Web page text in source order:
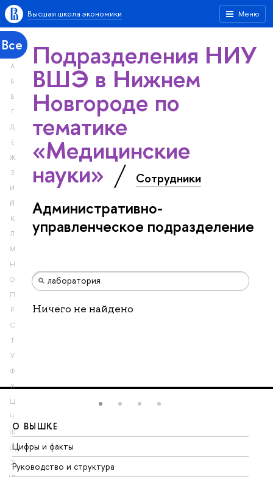
Меню
Высшая школа экономики
Все
А
Б
В
Г
Д
Е
Ж
З
И
Й
К
Л
М
Н
О
П
Р
С
Т
У
Ф
Х
Ц
Ч
Ш
Щ
Э
Подразделения НИУ
ВШЭ в Нижнем
Новгороде по
тематике
«Медицинские
науки» Сотрудники
Административно-
управленческое подразделение
Ничего не найдено
О ВЫШКЕ
Цифры и факты
Руководство и структура